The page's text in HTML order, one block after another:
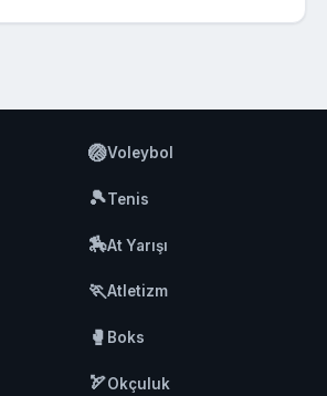
🏐Voleybol
🎾Tenis
🏇At Yarışı
🏃Atletizm
🥊 Boks
🏹Okçuluk